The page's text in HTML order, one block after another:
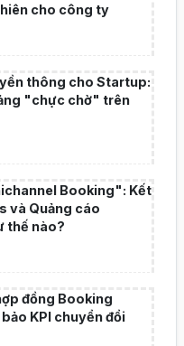
cho công ty
thông cho Startup:
"chực chờ" trên
Booking": Kết
và Quảng cáo
thế nào?
đồng Booking
bảo KPI chuyển đổi